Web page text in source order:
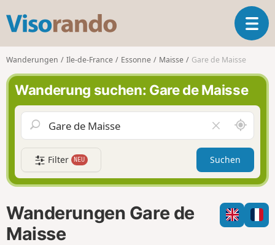
s
o
r
a
n
d
o
T
o
n
i
a
t
o
n
Wanderungen Ile-de-France Essonne Maisse Gare de Maisse
Wanderung suchen: Gare de Maisse
e
l
d
l
e
e
e
S
c
h
u
m
i
h
Filter NEU Suchen
Wanderungen Gare de
Maisse